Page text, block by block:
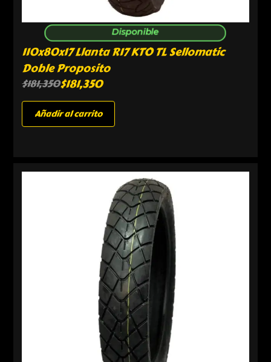
Disponible
110x80x17 Llanta R17 KTO TL Sellomatic
Doble Proposito
$181,350$181,350
Añadir al carrito